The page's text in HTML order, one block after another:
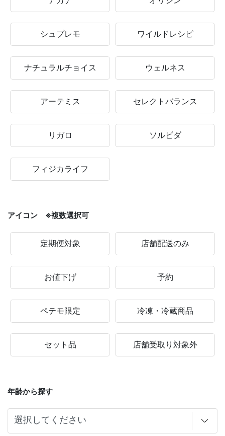
シュプレモ ワイルドレシピ
ナチュラルチョイス ウェルネス
アーテミス セレクトバランス
リガロ ソルビダ
フィジカライフ
アイコン ※複数選択可
定期便対象 店舗配送のみ
お値下げ 予約
ペテモ限定 冷凍・冷蔵商品
セット品 店舗受取り対象外
年齢から探す